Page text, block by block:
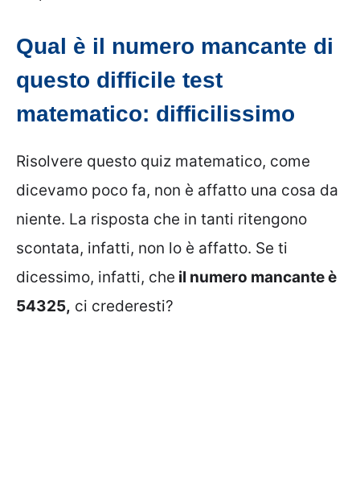
Qual è il numero mancante di
questo difficile test
matematico: difficilissimo
Risolvere questo quiz matematico, come
dicevamo poco fa, non è affatto una cosa da
niente. La risposta che in tanti ritengono
scontata, infatti, non lo è affatto. Se ti
dicessimo, infatti, che il numero mancante è
54325, ci crederesti?